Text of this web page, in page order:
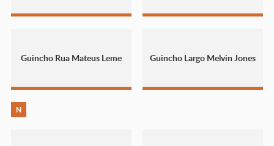
Guincho Rua Mateus Leme Guincho Largo Melvin Jones
N